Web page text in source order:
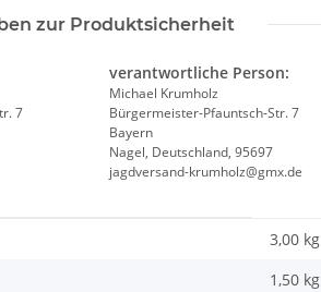
zur Produktsicherheit
7
verantwortliche Person:
Michael Krumholz
Bürgermeister-Pfauntsch-Str. 7
Bayern
Nagel, Deutschland, 95697
jagdversand-krumholz@gmx.de
3,00 kg
1,50 kg